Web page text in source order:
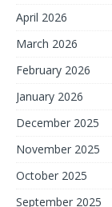
April 2026
March 2026
February 2026
January 2026
December 2025
November 2025
October 2025
September 2025